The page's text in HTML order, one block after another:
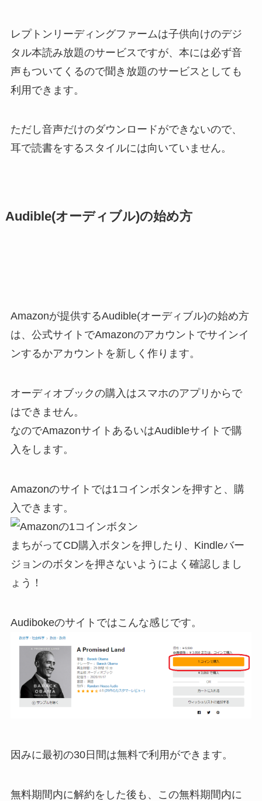
レプトンリーディングファームは子供向けのデジ
タル本読み放題のサービスですが、本には必ず音
声もついてくるので聞き放題のサービスとしても
利用できます。
ただし音声だけのダウンロードができないので、
耳で読書をするスタイルには向いていません。
Audible(オーディブル)の始め方
Amazonが提供するAudible(オーディブル)の始め方
は、公式サイトでAmazonのアカウントでサインイ
ンするかアカウントを新しく作ります。
オーディオブックの購入はスマホのアプリからで
はできません。
なのでAmazonサイトあるいはAudibleサイトで購
入をします。
Amazonのサイトでは1コインボタンを押すと、購
入できます。
まちがってCD購入ボタンを押したり、Kindleバー
ジョンのボタンを押さないようによく確認しまし
ょう！
Audibokeのサイトではこんな感じです。
因みに最初の30日間は無料で利用ができます。
無料期間内に解約をした後も、この無料期間内に